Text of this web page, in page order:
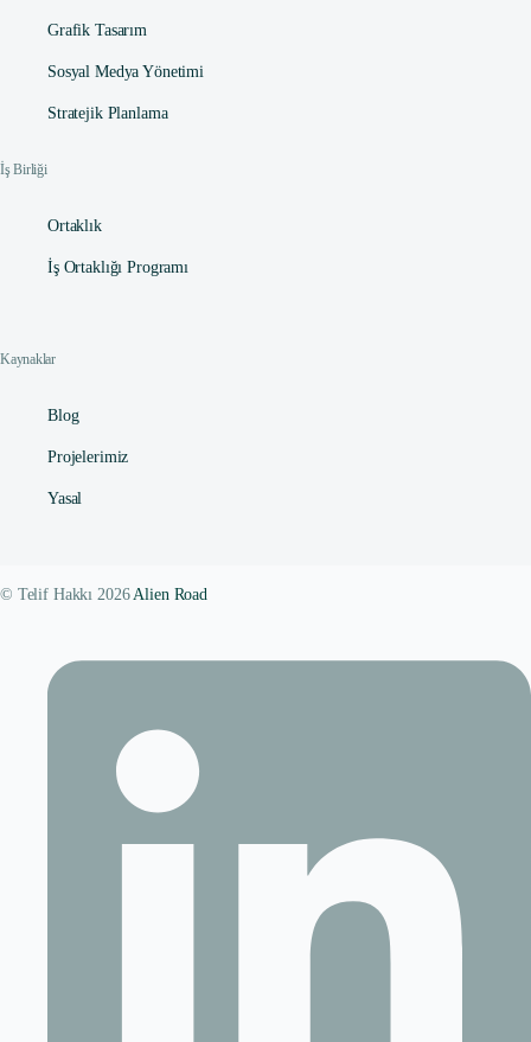
Grafik Tasarım
Sosyal Medya Yönetimi
Stratejik Planlama
İş Birliği
Ortaklık
İş Ortaklığı Programı
Kaynaklar
Blog
Projelerimiz
Yasal
© Telif Hakkı 2026 Alien Road